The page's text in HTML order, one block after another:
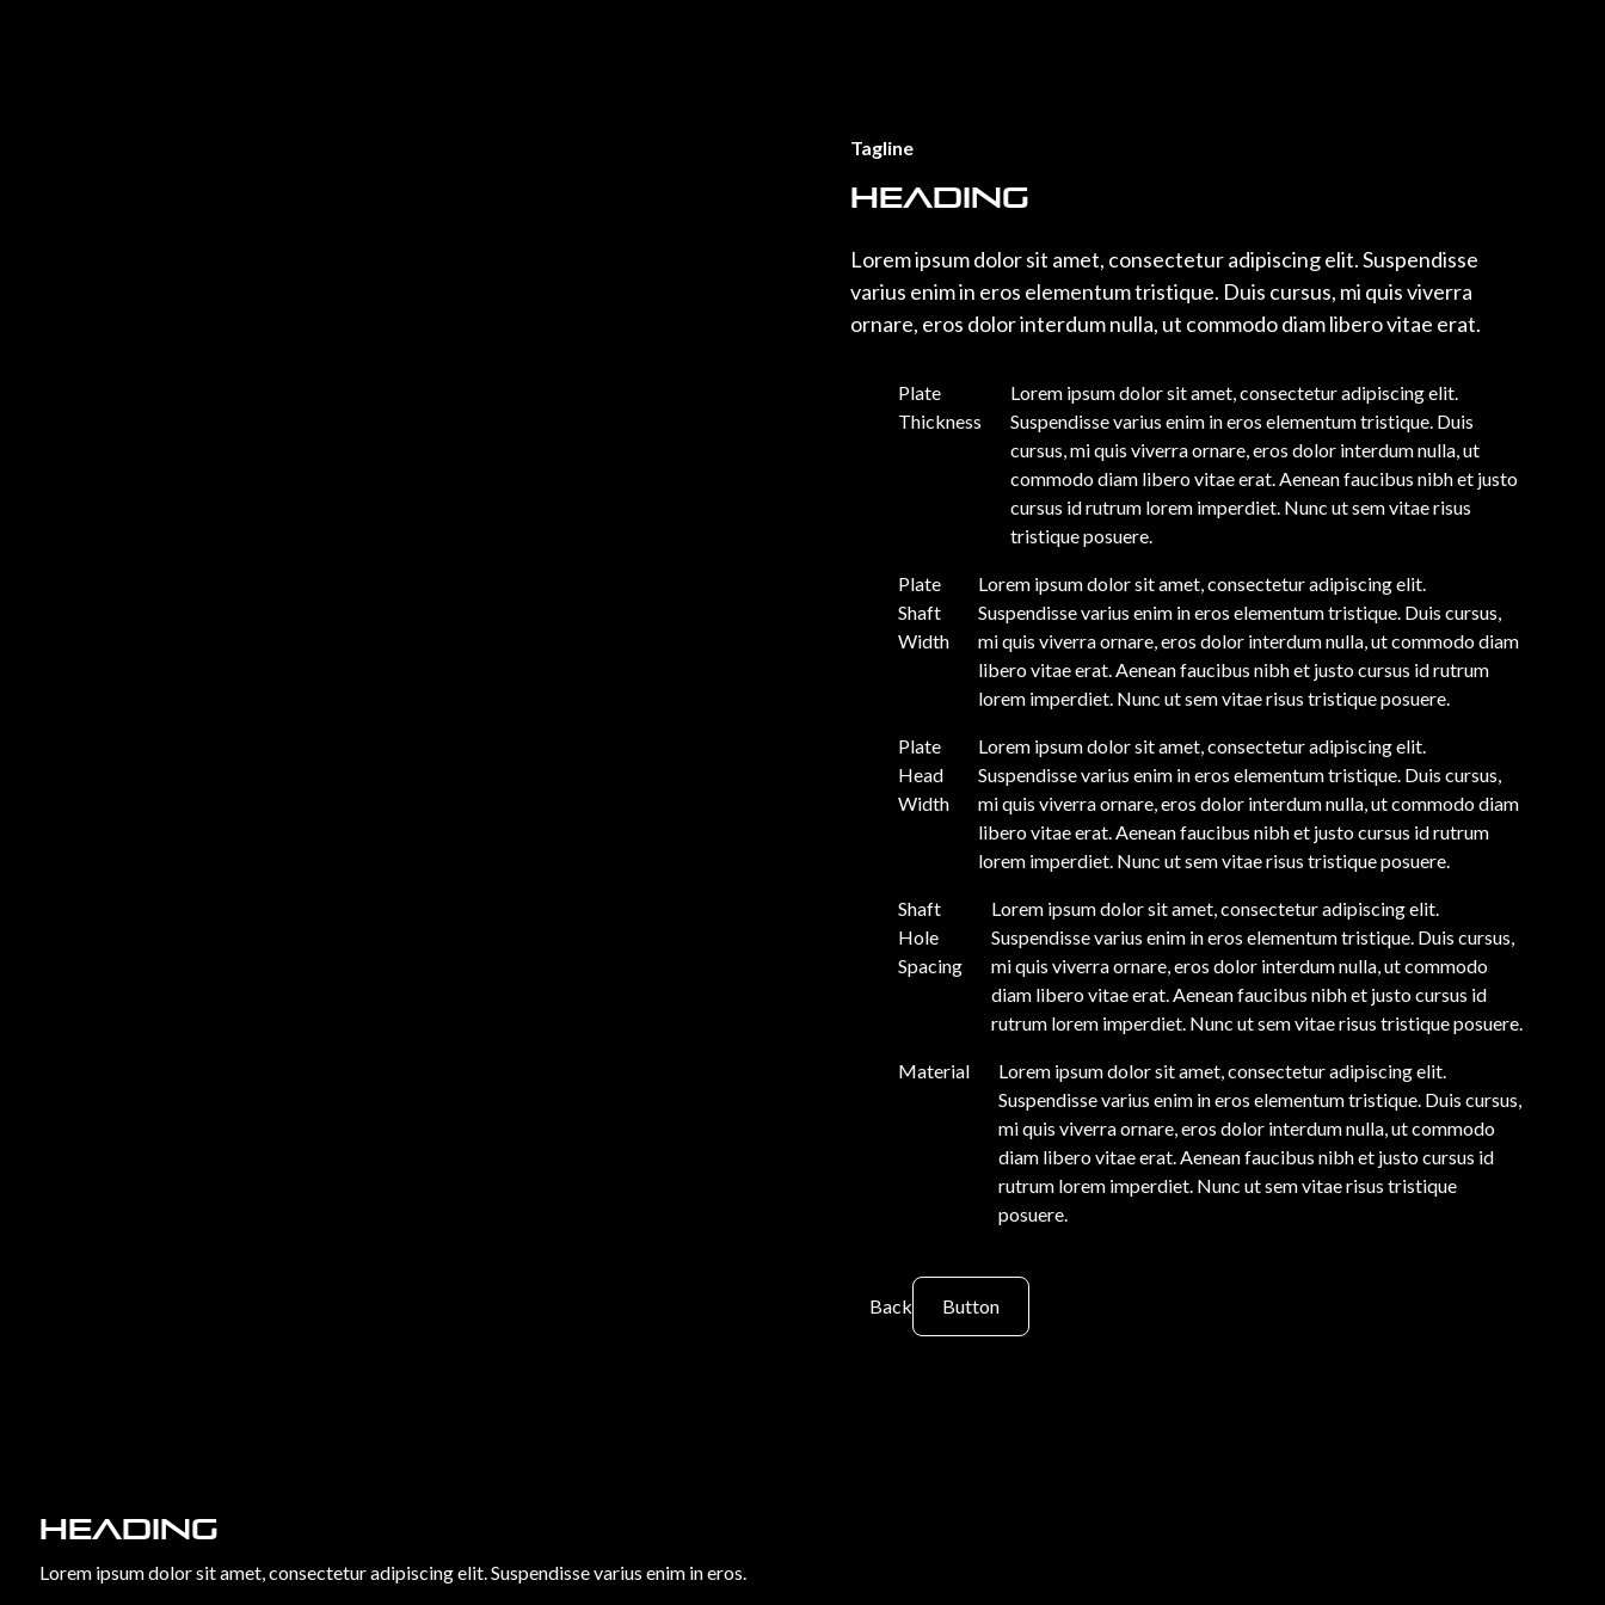
Tagline
Heading
Lorem ipsum dolor sit amet, consectetur adipiscing elit. Suspendisse
varius enim in eros elementum tristique. Duis cursus, mi quis viverra
ornare, eros dolor interdum nulla, ut commodo diam libero vitae erat.
Plate
Thickness
Lorem ipsum dolor sit amet, consectetur adipiscing elit.
Suspendisse varius enim in eros elementum tristique. Duis
cursus, mi quis viverra ornare, eros dolor interdum nulla, ut
commodo diam libero vitae erat. Aenean faucibus nibh et justo
cursus id rutrum lorem imperdiet. Nunc ut sem vitae risus
tristique posuere.
Plate
Shaft
Width
Lorem ipsum dolor sit amet, consectetur adipiscing elit.
Suspendisse varius enim in eros elementum tristique. Duis cursus,
mi quis viverra ornare, eros dolor interdum nulla, ut commodo diam
libero vitae erat. Aenean faucibus nibh et justo cursus id rutrum
lorem imperdiet. Nunc ut sem vitae risus tristique posuere.
Plate
Head
Width
Lorem ipsum dolor sit amet, consectetur adipiscing elit.
Suspendisse varius enim in eros elementum tristique. Duis cursus,
mi quis viverra ornare, eros dolor interdum nulla, ut commodo diam
libero vitae erat. Aenean faucibus nibh et justo cursus id rutrum
lorem imperdiet. Nunc ut sem vitae risus tristique posuere.
Shaft
Hole
Spacing
Lorem ipsum dolor sit amet, consectetur adipiscing elit.
Suspendisse varius enim in eros elementum tristique. Duis cursus,
mi quis viverra ornare, eros dolor interdum nulla, ut commodo
diam libero vitae erat. Aenean faucibus nibh et justo cursus id
rutrum lorem imperdiet. Nunc ut sem vitae risus tristique posuere.
Material
Lorem ipsum dolor sit amet, consectetur adipiscing elit.
Suspendisse varius enim in eros elementum tristique. Duis cursus,
mi quis viverra ornare, eros dolor interdum nulla, ut commodo
diam libero vitae erat. Aenean faucibus nibh et justo cursus id
rutrum lorem imperdiet. Nunc ut sem vitae risus tristique
posuere.
Back Button
Heading
Lorem ipsum dolor sit amet, consectetur adipiscing elit. Suspendisse varius enim in eros.